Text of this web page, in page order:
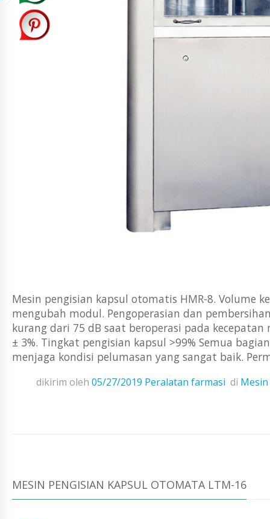
Mesin pengisian kapsul otomatis HMR-8. Volume
mengubah modul. Pengoperasian dan
kurang dari 75 dB saat beroperasi pada
± 3%. Tingkat pengisian kapsul >99% Semua
menjaga kondisi pelumasan yang sangat baik.
dikirim oleh 05/27/2019 Peralatan farmasi di
MESIN PENGISIAN KAPSUL OTOMATA LTM-16